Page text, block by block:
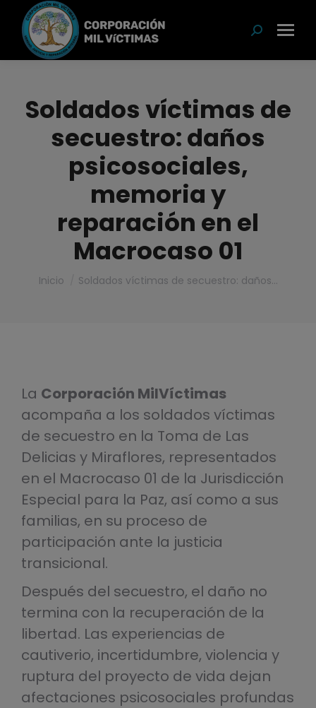
Buscar:
Soldados víctimas de
secuestro: daños
psicosociales,
memoria y
reparación en el
Macrocaso 01
Estás aquí:
Inicio Soldados víctimas de secuestro: daños…
La Corporación MilVíctimas
acompaña a los soldados víctimas
de secuestro en la Toma de Las
Delicias y Miraflores, representados
en el Macrocaso 01 de la Jurisdicción
Especial para la Paz, así como a sus
familias, en su proceso de
participación ante la justicia
transicional.
Después del secuestro, el daño no
termina con la recuperación de la
libertad. Las experiencias de
cautiverio, incertidumbre, violencia y
ruptura del proyecto de vida dejan
afectaciones psicosociales profundas